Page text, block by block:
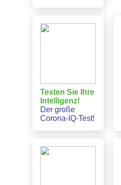
Testen Sie Ihre
Intelligenz!
Der große
Corona-IQ-Test!